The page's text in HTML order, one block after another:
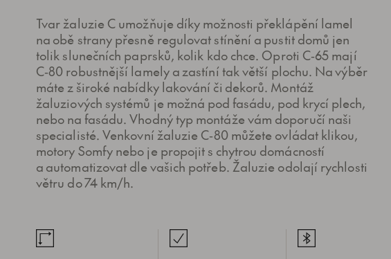
Tvar žaluzie C umožňuje díky možnosti překlápění lamel
na obě strany přesně regulovat stínění a pustit domů jen
tolik slunečních paprsků, kolik kdo chce. Oproti C‑65 mají
C‑80 robustnější lamely a zastíní tak větší plochu. Na výběr
máte z široké nabídky lakování či dekorů. Montáž
žaluziových systémů je možná pod fasádu, pod krycí plech,
nebo na fasádu. Vhodný typ montáže vám doporučí naši
specialisté. Venkovní žaluzie C‑80 můžete ovládat klikou,
motory Somfy nebo je propojit s chytrou domácností
a automatizovat dle vašich potřeb. Žaluzie odolají rychlosti
větru do 74 km/h.